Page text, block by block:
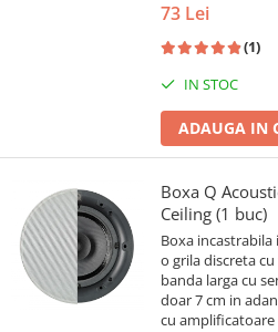
73 Lei
(1)
IN STOC
ADAUGA IN
Boxa Q
Ceiling (1 buc)
Boxa
o grila discreta
banda larga cu
doar 7 cm in
cu